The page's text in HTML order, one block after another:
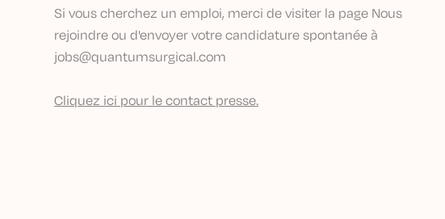
Si vous cherchez un emploi, merci de visiter la page Nous
rejoindreou d'envoyer votre candidature spontanée à
jobs@quantumsurgical.com
Cliquez ici pour le contact presse.